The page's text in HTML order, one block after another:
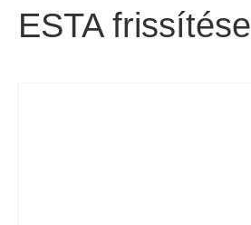
Követelmény
ESTA frissítése